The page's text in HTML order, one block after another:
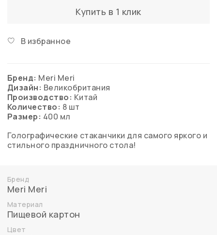
Купить в 1 клик
В избранное
Бренд: Meri Meri
Дизайн: Великобритания
Производство: Китай
Количество: 8 шт
Размер: 400 мл
Голографические стаканчики для самого яркого и
стильного праздничного стола!
Бренд
Meri Meri
Материал
Пищевой картон
Цвет